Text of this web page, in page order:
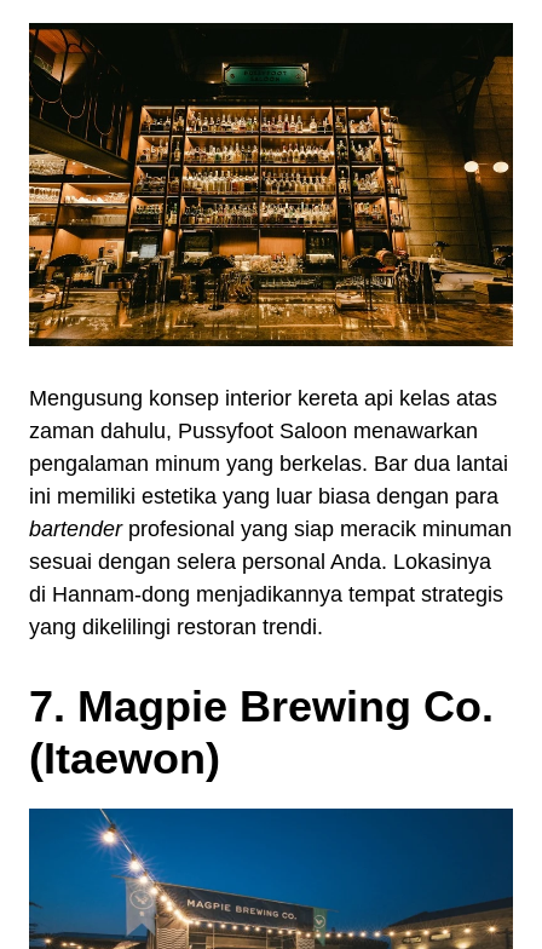
Mengusung konsep interior kereta api kelas atas
zaman dahulu, Pussyfoot Saloon menawarkan
pengalaman minum yang berkelas. Bar dua lantai
ini memiliki estetika yang luar biasa dengan para
bartenderprofesional yang siap meracik minuman
sesuai dengan selera personal Anda. Lokasinya
di Hannam-dong menjadikannya tempat strategis
yang dikelilingi restoran trendi.
7. Magpie Brewing Co.
(Itaewon)